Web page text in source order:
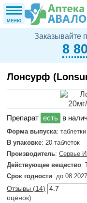
МЕНЮ
Заказывайте
8
Лонсурф
в
Форма выпуска: таблетки
В упаковке: 20 таблеток
Производитель: Сервье
Действующее вещество:
Срок годности: до 08.2027
Отзывы (14)
оценок)